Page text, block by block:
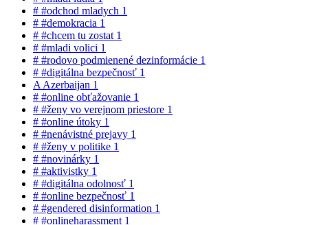
# #odchod mladych 1
# #demokracia 1
# #chcem tu zostat 1
# #mladi volici 1
# #rodovo podmienené dezinformácie 1
# #digitálna bezpečnosť 1
A Azerbaijan 1
# #online obťažovanie 1
# #ženy vo verejnom priestore 1
# #online útoky 1
# #nenávistné prejavy 1
# #ženy v politike 1
# #novinárky 1
# #aktivistky 1
# #digitálna odolnosť 1
# #online bezpečnosť 1
# #gendered disinformation 1
# #onlineharassment 1